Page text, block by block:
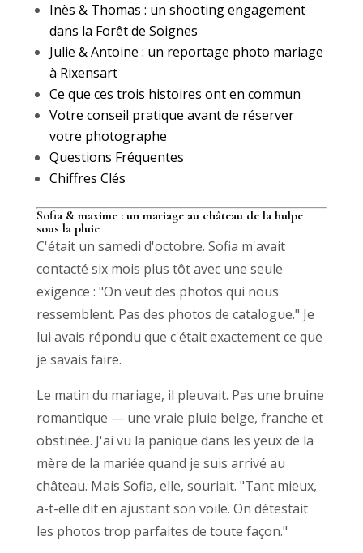
Inès & Thomas : un shooting engagement
dans la Forêt de Soignes
Julie & Antoine : un reportage photo mariage
à Rixensart
Ce que ces trois histoires ont en commun
Votre conseil pratique avant de réserver
votre photographe
Questions Fréquentes
Chiffres Clés
Sofia & maxime : un mariage au château de la hulpe
sous la pluie
C'était un samedi d'octobre. Sofia m'avait
contacté six mois plus tôt avec une seule
exigence : "On veut des photos qui nous
ressemblent. Pas des photos de catalogue." Je
lui avais répondu que c'était exactement ce que
je savais faire.
Le matin du mariage, il pleuvait. Pas une bruine
romantique — une vraie pluie belge, franche et
obstinée. J'ai vu la panique dans les yeux de la
mère de la mariée quand je suis arrivé au
château. Mais Sofia, elle, souriait. "Tant mieux,
a-t-elle dit en ajustant son voile. On détestait
les photos trop parfaites de toute façon."